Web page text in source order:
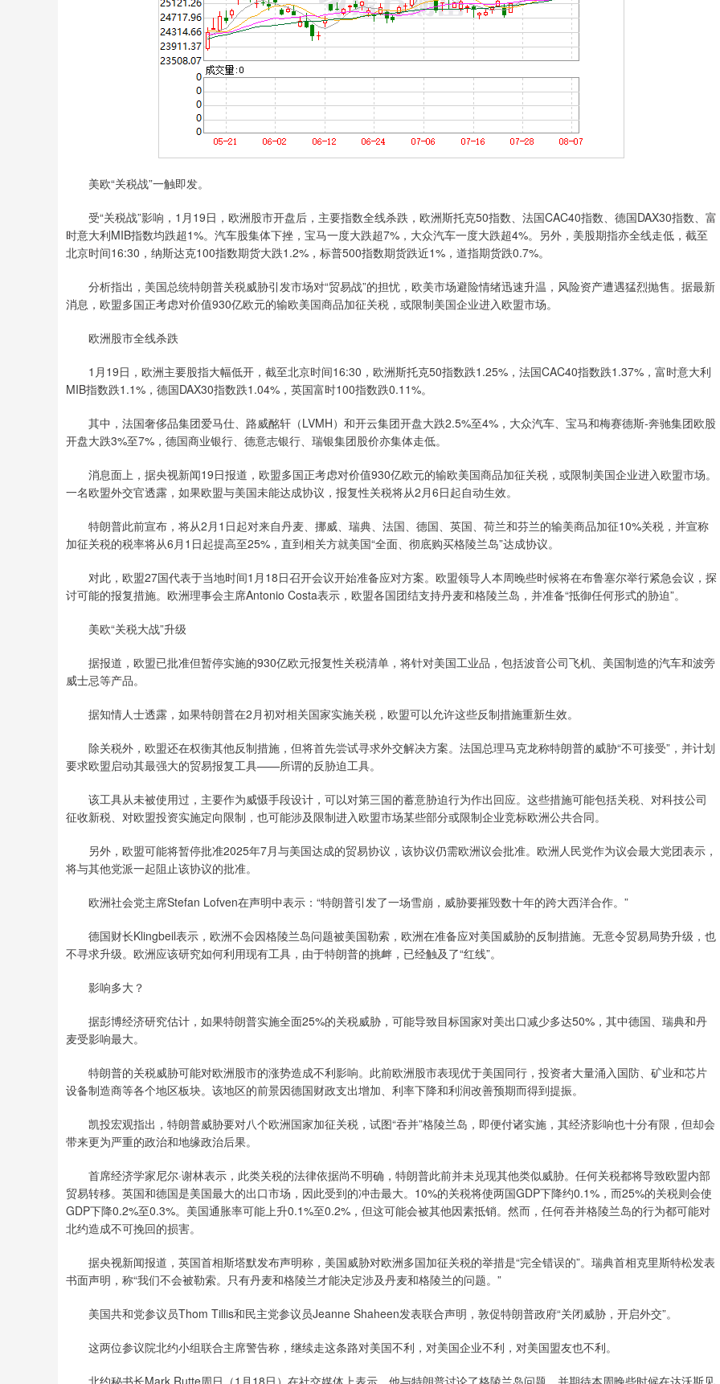
美欧“关税战”一触即发。
受“关税战”影响，1月19日，欧洲股市开盘后，主要指数全线杀跌，欧洲斯托克50指数、法国CAC40指数、德国DAX30指数、富
时意大利MIB指数均跌超1%。汽车股集体下挫，宝马一度大跌超7%，大众汽车一度大跌超4%。另外，美股期指亦全线走低，截至
北京时间16:30，纳斯达克100指数期货大跌1.2%，标普500指数期货跌近1%，道指期货跌0.7%。
分析指出，美国总统特朗普关税威胁引发市场对“贸易战”的担忧，欧美市场避险情绪迅速升温，风险资产遭遇猛烈抛售。据最新
消息，欧盟多国正考虑对价值930亿欧元的输欧美国商品加征关税，或限制美国企业进入欧盟市场。
欧洲股市全线杀跌
1月19日，欧洲主要股指大幅低开，截至北京时间16:30，欧洲斯托克50指数跌1.25%，法国CAC40指数跌1.37%，富时意大利
MIB指数跌1.1%，德国DAX30指数跌1.04%，英国富时100指数跌0.11%。
其中，法国奢侈品集团爱马仕、路威酩轩（LVMH）和开云集团开盘大跌2.5%至4%，大众汽车、宝马和梅赛德斯-奔驰集团欧股
开盘大跌3%至7%，德国商业银行、德意志银行、瑞银集团股价亦集体走低。
消息面上，据央视新闻19日报道，欧盟多国正考虑对价值930亿欧元的输欧美国商品加征关税，或限制美国企业进入欧盟市场。
一名欧盟外交官透露，如果欧盟与美国未能达成协议，报复性关税将从2月6日起自动生效。
特朗普此前宣布，将从2月1日起对来自丹麦、挪威、瑞典、法国、德国、英国、荷兰和芬兰的输美商品加征10%关税，并宣称
加征关税的税率将从6月1日起提高至25%，直到相关方就美国“全面、彻底购买格陵兰岛”达成协议。
对此，欧盟27国代表于当地时间1月18日召开会议开始准备应对方案。欧盟领导人本周晚些时候将在布鲁塞尔举行紧急会议，探
讨可能的报复措施。欧洲理事会主席Antonio Costa表示，欧盟各国团结支持丹麦和格陵兰岛，并准备“抵御任何形式的胁迫”。
美欧“关税大战”升级
据报道，欧盟已批准但暂停实施的930亿欧元报复性关税清单，将针对美国工业品，包括波音公司飞机、美国制造的汽车和波旁
威士忌等产品。
据知情人士透露，如果特朗普在2月初对相关国家实施关税，欧盟可以允许这些反制措施重新生效。
除关税外，欧盟还在权衡其他反制措施，但将首先尝试寻求外交解决方案。法国总理马克龙称特朗普的威胁“不可接受”，并计划
要求欧盟启动其最强大的贸易报复工具——所谓的反胁迫工具。
该工具从未被使用过，主要作为威慑手段设计，可以对第三国的蓄意胁迫行为作出回应。这些措施可能包括关税、对科技公司
征收新税、对欧盟投资实施定向限制，也可能涉及限制进入欧盟市场某些部分或限制企业竞标欧洲公共合同。
另外，欧盟可能将暂停批准2025年7月与美国达成的贸易协议，该协议仍需欧洲议会批准。欧洲人民党作为议会最大党团表示，
将与其他党派一起阻止该协议的批准。
欧洲社会党主席Stefan Lofven在声明中表示：“特朗普引发了一场雪崩，威胁要摧毁数十年的跨大西洋合作。”
德国财长Klingbeil表示，欧洲不会因格陵兰岛问题被美国勒索，欧洲在准备应对美国威胁的反制措施。无意令贸易局势升级，也
不寻求升级。欧洲应该研究如何利用现有工具，由于特朗普的挑衅，已经触及了“红线”。
影响多大？
据彭博经济研究估计，如果特朗普实施全面25%的关税威胁，可能导致目标国家对美出口减少多达50%，其中德国、瑞典和丹
麦受影响最大。
特朗普的关税威胁可能对欧洲股市的涨势造成不利影响。此前欧洲股市表现优于美国同行，投资者大量涌入国防、矿业和芯片
设备制造商等各个地区板块。该地区的前景因德国财政支出增加、利率下降和利润改善预期而得到提振。
凯投宏观指出，特朗普威胁要对八个欧洲国家加征关税，试图“吞并”格陵兰岛，即便付诸实施，其经济影响也十分有限，但却会
带来更为严重的政治和地缘政治后果。
首席经济学家尼尔·谢林表示，此类关税的法律依据尚不明确，特朗普此前并未兑现其他类似威胁。任何关税都将导致欧盟内部
贸易转移。英国和德国是美国最大的出口市场，因此受到的冲击最大。10%的关税将使两国GDP下降约0.1%，而25%的关税则会使
GDP下降0.2%至0.3%。美国通胀率可能上升0.1%至0.2%，但这可能会被其他因素抵销。然而，任何吞并格陵兰岛的行为都可能对
北约造成不可挽回的损害。
据央视新闻报道，英国首相斯塔默发布声明称，美国威胁对欧洲多国加征关税的举措是“完全错误的”。瑞典首相克里斯特松发表
书面声明，称“我们不会被勒索。只有丹麦和格陵兰才能决定涉及丹麦和格陵兰的问题。”
美国共和党参议员Thom Tillis和民主党参议员Jeanne Shaheen发表联合声明，敦促特朗普政府“关闭威胁，开启外交”。
这两位参议院北约小组联合主席警告称，继续走这条路对美国不利，对美国企业不利，对美国盟友也不利。
北约秘书长Mark Rutte周日（1月18日）在社交媒体上表示，他与特朗普讨论了格陵兰岛问题，并期待本周晚些时候在达沃斯见